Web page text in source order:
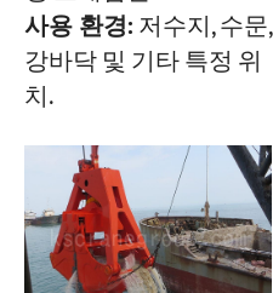
사용 환경:저수지, 수문,
강바닥 및 기타 특정 위
치.